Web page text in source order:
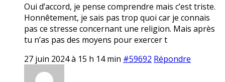
Oui d’accord, je pense comprendre mais c’est triste.
Honnêtement, je sais pas trop quoi car je connais
pas ce stresse concernant une religion. Mais après
tu n’as pas des moyens pour exercer t
27 juin 2024 à 15 h 14 min #59692 Répondre